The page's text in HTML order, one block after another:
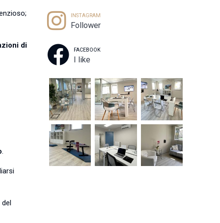
di
.
INSTAGRAM
Follower
FACEBOOK
I like